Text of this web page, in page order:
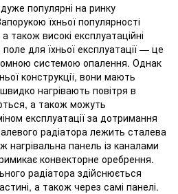
популярні на ринку
їхньої популярності
також високі експлуатаційні
для їхньої експлуатації — це
системою опалення. Однак
конструкції, вони мають
нагрівають повітря в
а також можуть
експлуатації за дотримання
радіатора лежить сталева
нагрівальна панель із каналами
конвекторне оребрення.
радіатора здійснюється
а також через самі панелі.